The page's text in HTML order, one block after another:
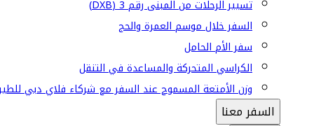
تسيير الرحلات من المبنى رقم 3 (DXB)
السفر خلال موسم العمرة والحج
سفر الأم الحامل
الكراسي المتحركة والمساعدة في التنقل
وزن الأمتعة المسموح عند السفر مع شركاء فلاي دبي
السفر معنا